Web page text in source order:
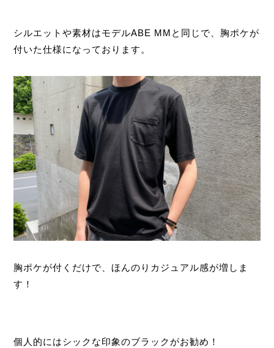
シルエットや素材はモデルABE MMと同じで、胸ポケが
付いた仕様になっております。
胸ポケが付くだけで、ほんのりカジュアル感が増しま
す！
個人的にはシックな印象のブラックがお勧め！